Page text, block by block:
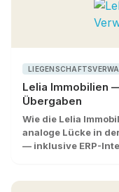
Lelia Immobilien
Übergaben
Wie die Lelia
analoge Lücke in
— inklusive ERP-